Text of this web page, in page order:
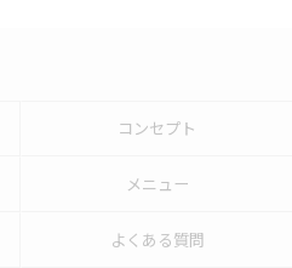
コンセプト
メニュー
よくある質問